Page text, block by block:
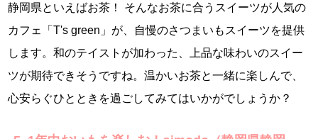
静岡県といえばお茶！ そんなお茶に合うスイーツが人気の
カフェ「T's green」が、自慢のさつまいもスイーツを提供
します。和のテイストが加わった、上品な味わいのスイー
ツが期待できそうですね。温かいお茶と一緒に楽しんで、
心安らぐひとときを過ごしてみてはいかがでしょうか？